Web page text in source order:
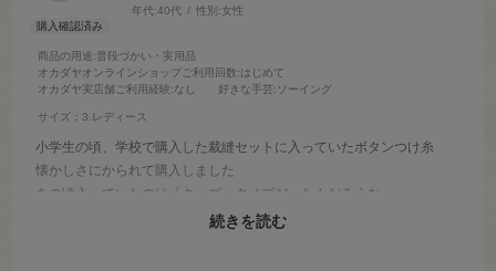
年代:40代 性別:女性
商品の用途:普段づかい・実用品
オカダヤオンラインショップご利用回数:はじめて
オカダヤ実店舗ご利用経験:なし 好きな手芸:ソーイング
サイズ：3.レディース
小学生の頃、学校で購入した裁縫セットに入っていたボタンつけ糸
懐かしさにかられて購入しました
あの頃入っていたのは「キッズ」タイプだったんだろうな
最初からほどよい長さに切られていて、少し張りもある糸です 他の
続きを読む